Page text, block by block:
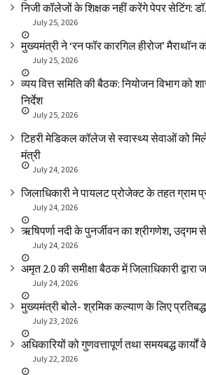
निजी कॉलेजों के शिक्षक नहीं करेंगे पेपर सेटिंग:
July 25, 2026
मुख्यमंत्री ने ‘रन फॉर कारगिल हीरोज’ मैराथॉन
July 25, 2026
व्यय वित्त समिति की बैठक: नियोजन विभाग को
निर्देश
July 25, 2026
टिहरी मेडिकल कॉलेज से स्वास्थ्य सेवाओं को
मंत्री
July 24, 2026
जिलाधिकारी ने पायलट प्रोजेक्ट के तहत ग्राम
July 24, 2026
ऋषिपर्णा नदी के पुनर्जीवन का श्रीगणेश, उद्गम से
July 24, 2026
अमृत 2.0 की समीक्षा बैठक में जिलाधिकारी
July 24, 2026
मुख्यमंत्री बोले- श्रमिक कल्याण के लिए
July 23, 2026
अधिकारियों को गुणवत्तापूर्ण तथा समयबद्ध कार्यों
July 22, 2026